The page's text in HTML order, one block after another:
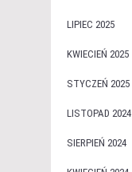
LIPIEC 2025
KWIECIEŃ 2025
STYCZEŃ 2025
LISTOPAD 2024
SIERPIEŃ 2024